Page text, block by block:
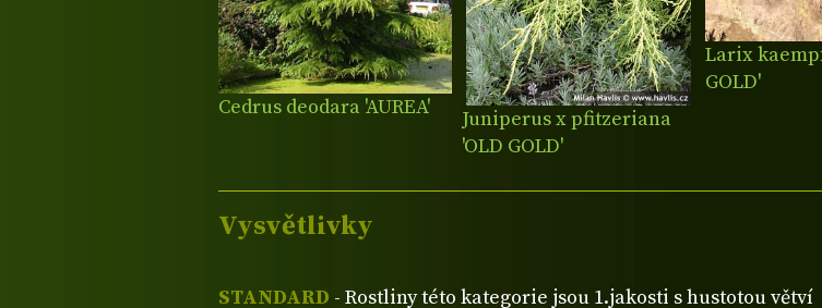
Cedrus deodara 'AUREA'
Juniperus x pfitzeriana
'OLD GOLD'
Larix
GOLD'
Vysvětlivky
STANDARD - Rostliny této kategorie jsou 1.jakosti s hustotou větví